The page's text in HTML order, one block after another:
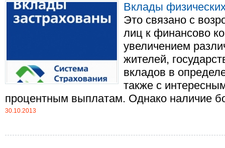
Вклады
Это связано с
лиц к финансово
увеличением
жителей,
вкладов в
также с
процентным выплатам. Однако наличие
30.10.2013